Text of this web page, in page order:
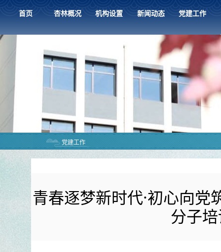
首页 杏林概况 机构设置 新闻动态 党建工作
党建工作
青春逐梦新时代·初心向
分子